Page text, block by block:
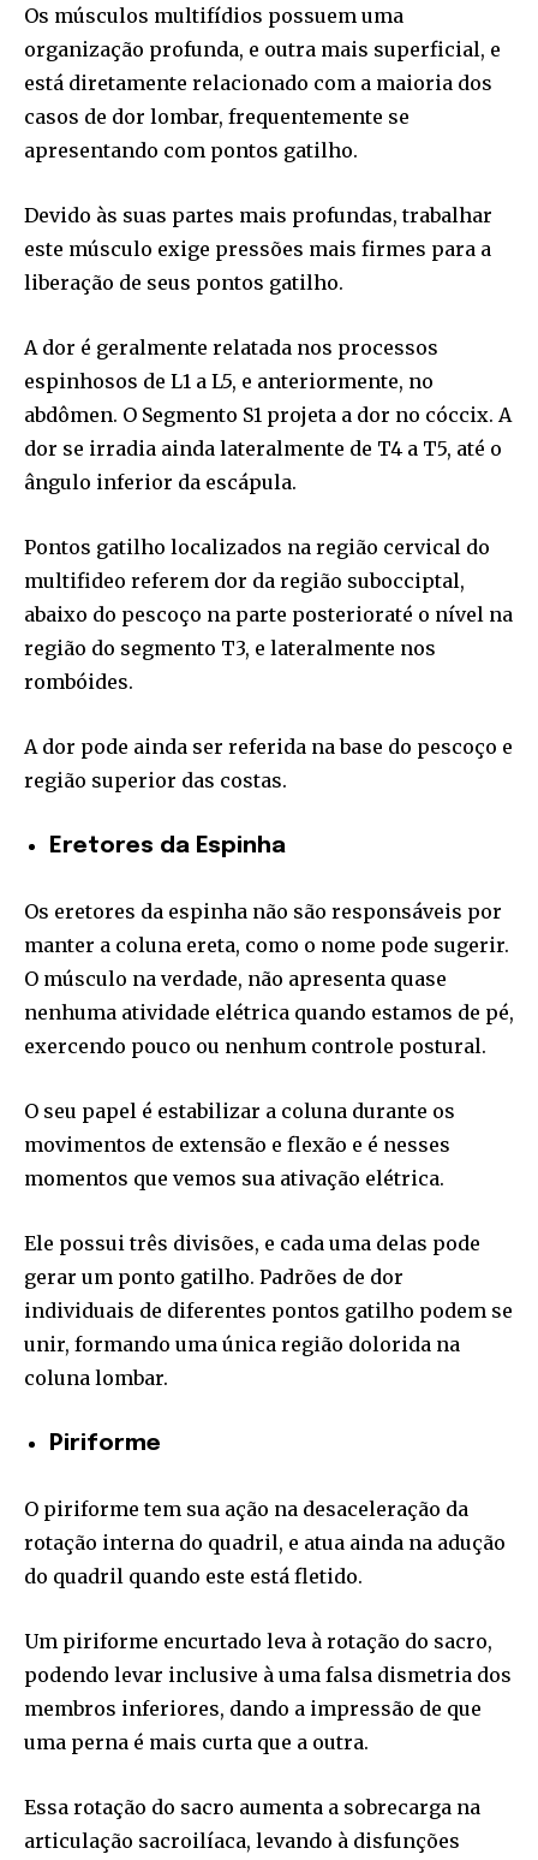
Os músculos multifídios possuem uma
organização profunda, e outra mais superficial, e
está diretamente relacionado com a maioria dos
casos de dor lombar, frequentemente se
apresentando com pontos gatilho.
Devido às suas partes mais profundas, trabalhar
este músculo exige pressões mais firmes para a
liberação de seus pontos gatilho.
A dor é geralmente relatada nos processos
espinhosos de L1 a L5, e anteriormente, no
abdômen. O Segmento S1 projeta a dor no cóccix. A
dor se irradia ainda lateralmente de T4 a T5, até o
ângulo inferior da escápula.
Pontos gatilho localizados na região cervical do
multifideo referem dor da região subocciptal,
abaixo do pescoço na parte posterioraté o nível na
região do segmento T3, e lateralmente nos
rombóides.
A dor pode ainda ser referida na base do pescoço e
região superior das costas.
Eretores da Espinha
Os eretores da espinha não são responsáveis por
manter a coluna ereta, como o nome pode sugerir.
O músculo na verdade, não apresenta quase
nenhuma atividade elétrica quando estamos de pé,
exercendo pouco ou nenhum controle postural.
O seu papel é estabilizar a coluna durante os
movimentos de extensão e flexão e é nesses
momentos que vemos sua ativação elétrica.
Ele possui três divisões, e cada uma delas pode
gerar um ponto gatilho. Padrões de dor
individuais de diferentes pontos gatilho podem se
unir, formando uma única região dolorida na
coluna lombar.
Piriforme
O piriforme tem sua ação na desaceleração da
rotação interna do quadril, e atua ainda na adução
do quadril quando este está fletido.
Um piriforme encurtado leva à rotação do sacro,
podendo levar inclusive à uma falsa dismetria dos
membros inferiores, dando a impressão de que
uma perna é mais curta que a outra.
Essa rotação do sacro aumenta a sobrecarga na
articulação sacroilíaca, levando à disfunções